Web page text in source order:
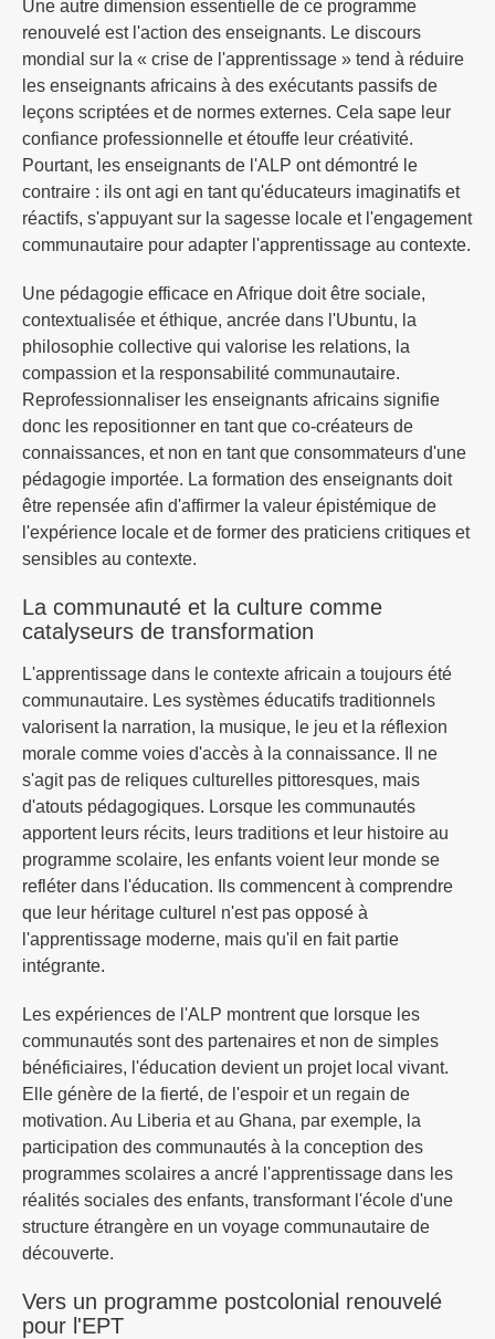
Une autre dimension essentielle de ce programme
renouvelé est l'action des enseignants. Le discours
mondial sur la « crise de l'apprentissage » tend à réduire
les enseignants africains à des exécutants passifs de
leçons scriptées et de normes externes. Cela sape leur
confiance professionnelle et étouffe leur créativité.
Pourtant, les enseignants de l'ALP ont démontré le
contraire : ils ont agi en tant qu'éducateurs imaginatifs et
réactifs, s'appuyant sur la sagesse locale et l'engagement
communautaire pour adapter l'apprentissage au contexte.
Une pédagogie efficace en Afrique doit être sociale,
contextualisée et éthique, ancrée dans l'Ubuntu, la
philosophie collective qui valorise les relations, la
compassion et la responsabilité communautaire.
Reprofessionnaliser les enseignants africains signifie
donc les repositionner en tant que co-créateurs de
connaissances, et non en tant que consommateurs d'une
pédagogie importée. La formation des enseignants doit
être repensée afin d'affirmer la valeur épistémique de
l'expérience locale et de former des praticiens critiques et
sensibles au contexte.
La communauté et la culture comme
catalyseurs de transformation
L'apprentissage dans le contexte africain a toujours été
communautaire. Les systèmes éducatifs traditionnels
valorisent la narration, la musique, le jeu et la réflexion
morale comme voies d'accès à la connaissance. Il ne
s'agit pas de reliques culturelles pittoresques, mais
d'atouts pédagogiques. Lorsque les communautés
apportent leurs récits, leurs traditions et leur histoire au
programme scolaire, les enfants voient leur monde se
refléter dans l'éducation. Ils commencent à comprendre
que leur héritage culturel n'est pas opposé à
l'apprentissage moderne, mais qu'il en fait partie
intégrante.
Les expériences de l'ALP montrent que lorsque les
communautés sont des partenaires et non de simples
bénéficiaires, l'éducation devient un projet local vivant.
Elle génère de la fierté, de l'espoir et un regain de
motivation. Au Liberia et au Ghana, par exemple, la
participation des communautés à la conception des
programmes scolaires a ancré l'apprentissage dans les
réalités sociales des enfants, transformant l'école d'une
structure étrangère en un voyage communautaire de
découverte.
Vers un programme postcolonial renouvelé
pour l'EPT